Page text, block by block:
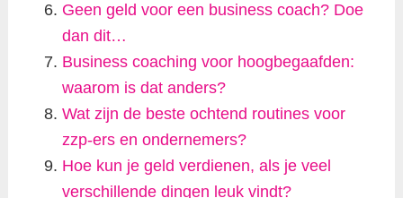
Geen geld voor een business coach? Doe
dan dit…
Business coaching voor hoogbegaafden:
waarom is dat anders?
Wat zijn de beste ochtend routines voor
zzp-ers en ondernemers?
Hoe kun je geld verdienen, als je veel
verschillende dingen leuk vindt?